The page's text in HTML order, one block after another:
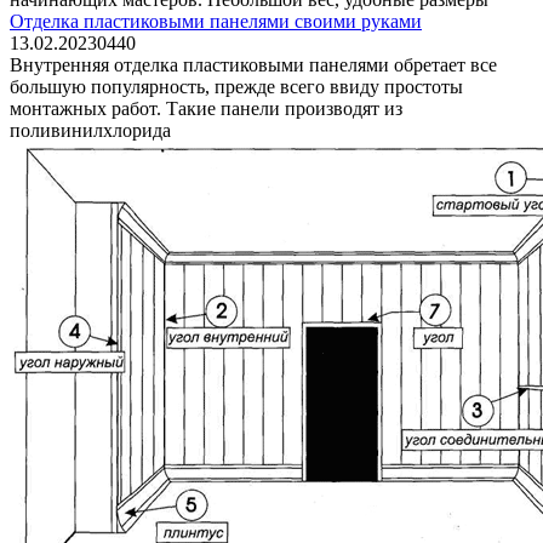
Отделка пластиковыми панелями своими руками
13.02.20230440
Внутренняя отделка пластиковыми панелями обретает все
большую популярность, прежде всего ввиду простоты
монтажных работ. Такие панели производят из
поливинилхлорида